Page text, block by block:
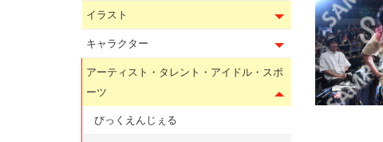
イラスト
キャラクター
アーティスト・タレント・アイドル・スポ
ーツ
びっくえんじぇる